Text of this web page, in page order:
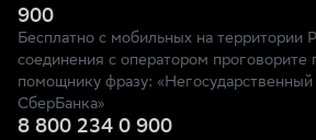
900
Бесплатно с мобильных на
соединения с оператором проговорите
помощнику фразу:
СберБанка»
8 800 234 0 900